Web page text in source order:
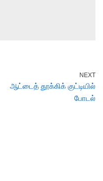
NEXT
ஆட்டைத் தூக்கிக் குட்டியில்
போடல்